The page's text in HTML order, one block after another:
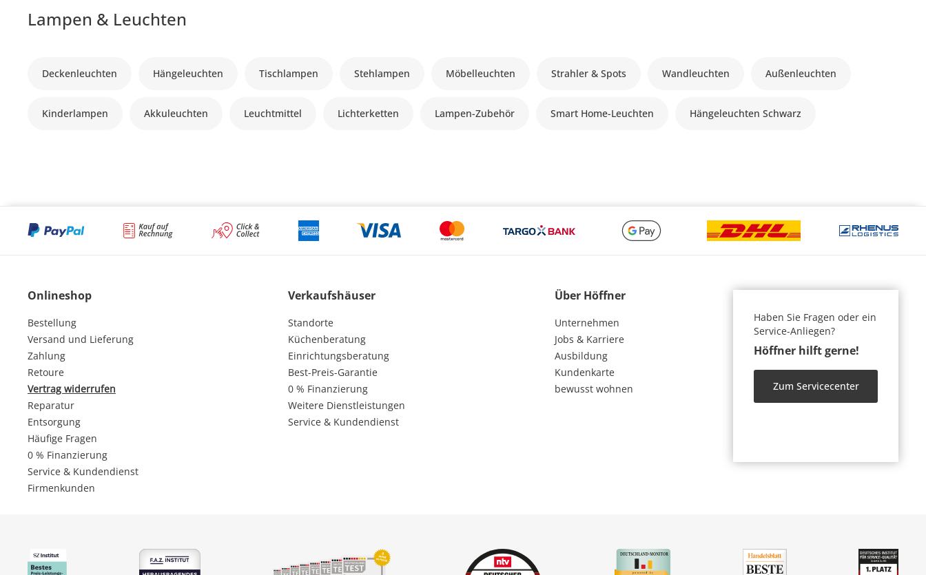
Lampen & Leuchten
Deckenleuchten Hängeleuchten Tischlampen Stehlampen Möbelleuchten Strahler & Spots Wandleuchten Außenleuchten
Kinderlampen Akkuleuchten Leuchtmittel Lichterketten Lampen-Zubehör Smart Home-Leuchten Hängeleuchten Schwarz
Onlineshop
Bestellung
Versand und Lieferung
Zahlung
Retoure
Vertrag widerrufen
Reparatur
Entsorgung
Häufige Fragen
0 % Finanzierung
Service & Kundendienst
Firmenkunden
Verkaufshäuser
Standorte
Küchenberatung
Einrichtungsberatung
Best-Preis-Garantie
0 % Finanzierung
Weitere Dienstleistungen
Service & Kundendienst
Über Höffner
Unternehmen
Jobs & Karriere
Ausbildung
Kundenkarte
bewusst wohnen
Haben Sie Fragen oder ein
Service-Anliegen?
Höffner hilft gerne!
Zum Servicecenter